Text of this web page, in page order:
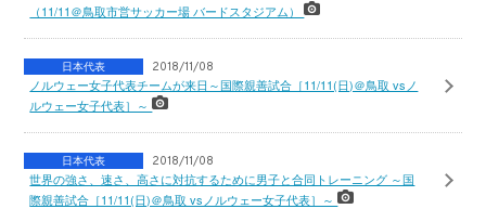
（11/11＠鳥取市営サッカー場 バードスタジアム）
日本代表 2018/11/08
ノルウェー女子代表チームが来日～国際親善試合［11/11(日)＠鳥取 vsノ
ルウェー女子代表］～
日本代表 2018/11/08
世界の強さ、速さ、高さに対抗するために男子と合同トレーニング ～国
際親善試合［11/11(日)＠鳥取 vsノルウェー女子代表］～